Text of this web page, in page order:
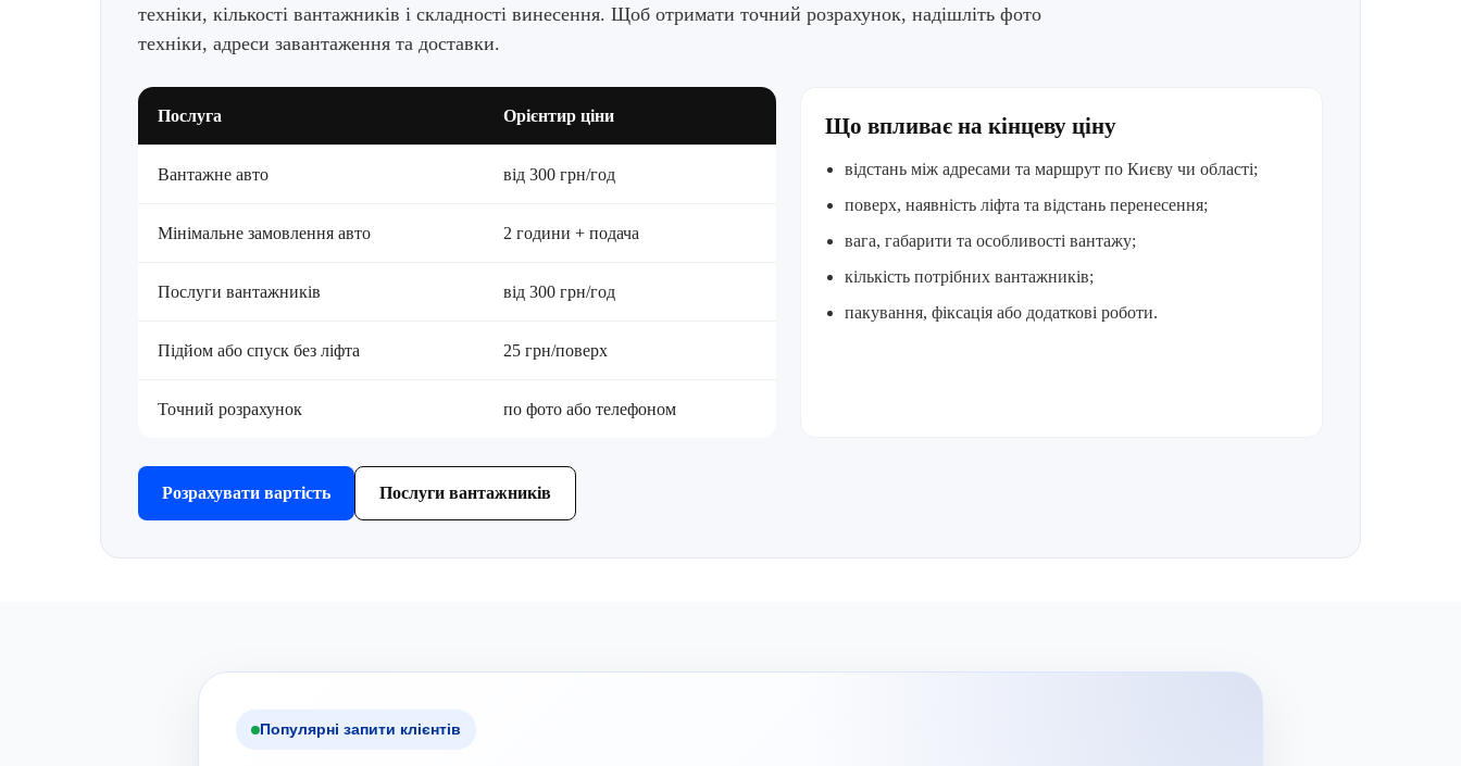
техніки, кількості вантажників і складності винесення. Щоб отримати точний розрахунок, надішліть фото
техніки, адреси завантаження та доставки.
Послуга Орієнтир ціни
Вантажне авто від 300 грн/год
Мінімальне замовлення авто 2 години + подача
Послуги вантажників від 300 грн/год
Підйом або спуск без ліфта 25 грн/поверх
Точний розрахунок по фото або телефоном
Що впливає на кінцеву ціну
відстань між адресами та маршрут по Києву чи області;
поверх, наявність ліфта та відстань перенесення;
вага, габарити та особливості вантажу;
кількість потрібних вантажників;
пакування, фіксація або додаткові роботи.
Розрахувати вартість Послуги вантажників
Популярні запити клієнтів